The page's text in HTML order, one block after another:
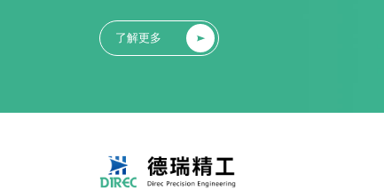
了解更多